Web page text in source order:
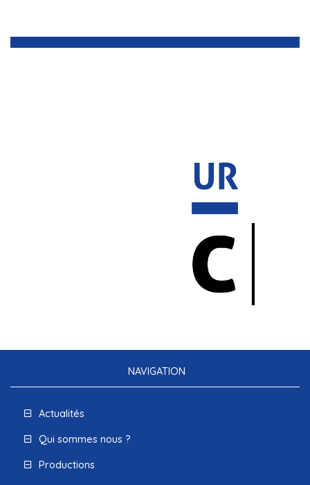
NAVIGATION
Actualités
Qui sommes nous ?
Productions